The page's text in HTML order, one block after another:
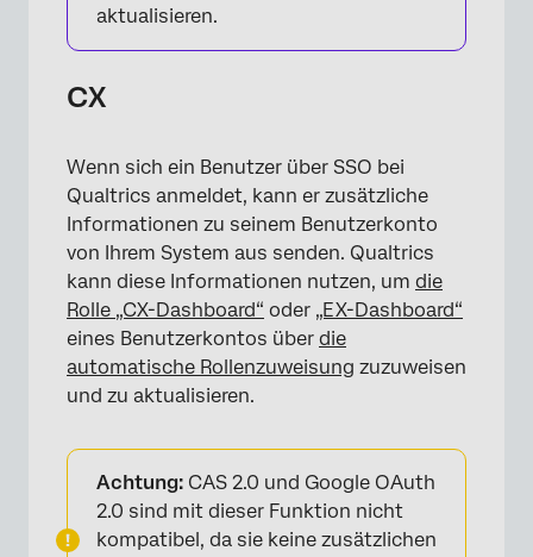
aktualisieren.
CX
Wenn sich ein Benutzer über SSO bei
Qualtrics anmeldet, kann er zusätzliche
Informationen zu seinem Benutzerkonto
von Ihrem System aus senden. Qualtrics
kann diese Informationen nutzen, um die
Rolle „CX-Dashboard“ oder „EX-Dashboard“
eines Benutzerkontos über die
automatische Rollenzuweisung zuzuweisen
und zu aktualisieren.
Achtung: CAS 2.0 und Google OAuth
2.0 sind mit dieser Funktion nicht
kompatibel, da sie keine zusätzlichen